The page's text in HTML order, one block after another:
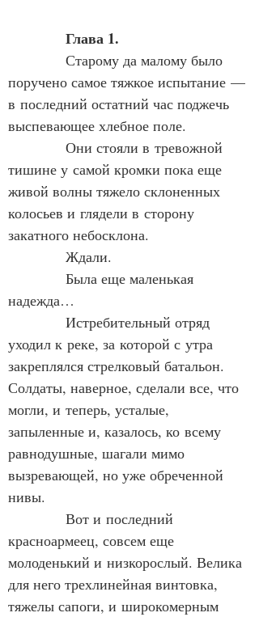
Глава 1.
Старому да малому было
поручено самое тяжкое испытание —
в последний остатний час поджечь
выспевающее хлебное поле.
Они стояли в тревожной
тишине у самой кромки пока еще
живой волны тяжело склоненных
колосьев и глядели в сторону
закатного небосклона.
Ждали.
Была еще маленькая
надежда…
Истребительный отряд
уходил к реке, за которой с утра
закреплялся стрелковый батальон.
Солдаты, наверное, сделали все, что
могли, и теперь, усталые,
запыленные и, казалось, ко всему
равнодушные, шагали мимо
вызревающей, но уже обреченной
нивы.
Вот и последний
красноармеец, совсем еще
молоденький и низкорослый. Велика
для него трехлинейная винтовка,
тяжелы сапоги, и широкомерным